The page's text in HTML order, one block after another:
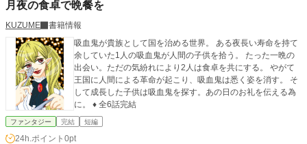
月夜の食卓で晩餐を
KUZUME
書籍情報
吸血鬼が貴族として国を治める世界。 ある夜長い寿命を持て
余していた1人の吸血鬼が人間の子供を拾う。 たった一晩の
出会い。ただの気紛れにより2人は食卓を共にする。 やがて
王国に人間による革命が起こり、吸血鬼は悉く姿を消す。 そ
して成長した子供は吸血鬼を探す。あの日のお礼を伝える為
に。 ♦︎ 全6話完結
ファンタジー 完結 短編
24h.ポイント 0pt